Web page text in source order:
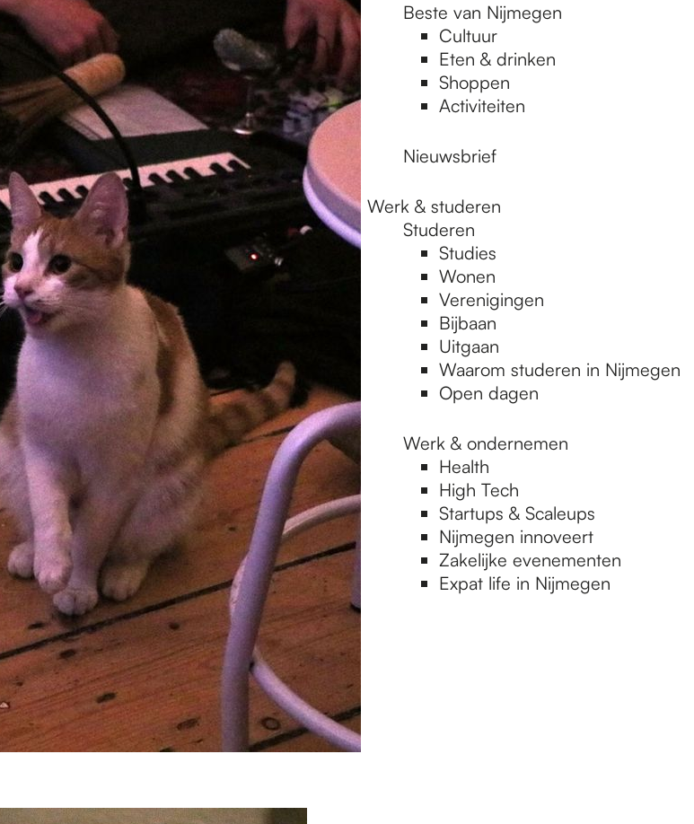
Beste van Nijmegen
Cultuur
Eten & drinken
Shoppen
Activiteiten
Nieuwsbrief
Werk & studeren
Studeren
Studies
Wonen
Verenigingen
Bijbaan
Uitgaan
Waarom studeren in Nijmegen
Open dagen
Werk & ondernemen
Health
High Tech
Startups & Scaleups
Nijmegen innoveert
Zakelijke evenementen
Expat life in Nijmegen